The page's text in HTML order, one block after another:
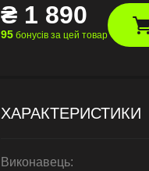
₴ 1 890
95 бонусів за цей товар
ХАРАКТЕРИСТИКИ
Виконавець: